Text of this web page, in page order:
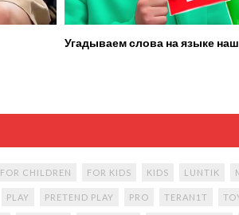
Угадываем слова на языке
FOR CHILDREN FOR KIDS KIDS LUNTIK
PLAY PRETEND PLAY PRO TERAN1T